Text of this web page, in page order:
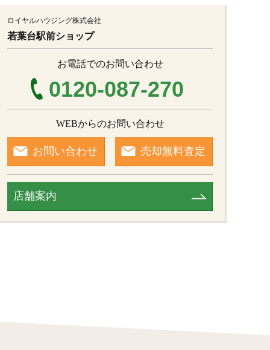
ロイヤルハウジング株式会社
若葉台駅前ショップ
お電話でのお問い合わせ
0120-087-270
WEBからのお問い合わせ
お問い合わせ 売却無料査定
店舗案内